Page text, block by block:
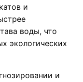
и
воды, что
экологических
и